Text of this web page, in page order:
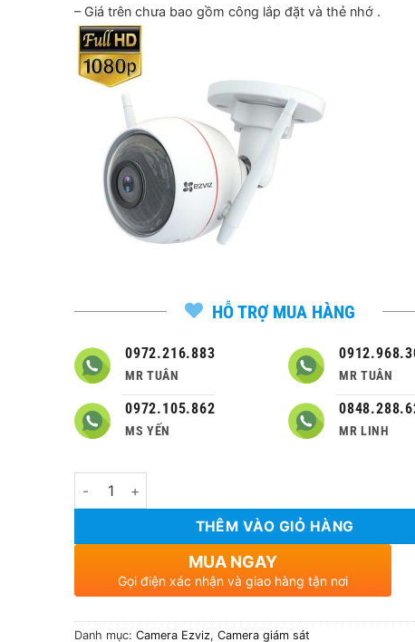
– Giá trên chưa bao gồm công lắp đặt và thẻ nhớ .
HỖ TRỢ MUA HÀNG
0972.216.883
MR TUÂN
0972.105.862
MS YẾN
MR TUÂN
MR LINH
Số lượng
THÊM VÀO GIỎ HÀNG
MUA NGAY
Gọi điện xác nhận và giao hàng tận nơi
Danh mục: Camera Ezviz, Camera giám sát